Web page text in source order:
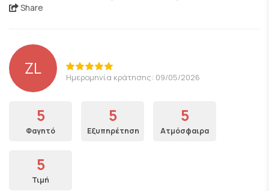
Share
ZL Ημερομηνία κράτησης: 09/05/2026
5
Φαγητό
5
Εξυπηρέτηση
5
Ατμόσφαιρα
5
Τιμή